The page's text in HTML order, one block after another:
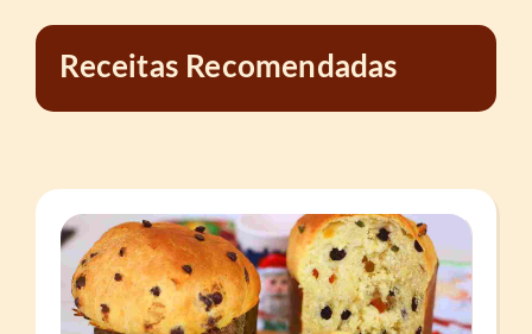
Receitas Recomendadas